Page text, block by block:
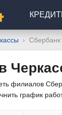
Сбербанк
филиалов
график